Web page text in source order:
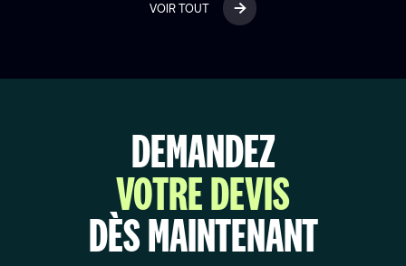
VOIR TOUT
DEMANDEZ
VOTRE DEVIS
DÈS MAINTENANT